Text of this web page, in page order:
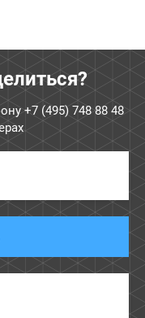
+7 (495) 748 88 48